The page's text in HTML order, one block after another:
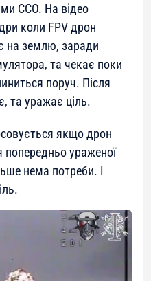
ССО. На відео
коли FPV дрон
на землю, заради
та чекає поки
поруч. Після
та уражає ціль.
якщо дрон
попередньо ураженої
нема потреби. І